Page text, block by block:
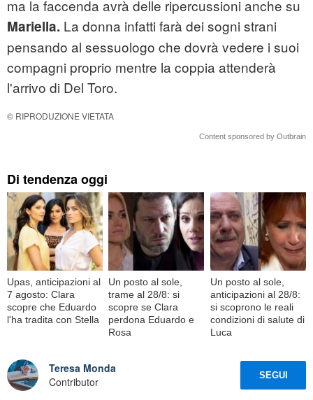
ma la faccenda avrà delle ripercussioni anche su
Mariella. La donna infatti farà dei sogni strani
pensando al sessuologo che dovrà vedere i suoi
compagni proprio mentre la coppia attenderà
l'arrivo di Del Toro.
© RIPRODUZIONE VIETATA
Content sponsored by Outbrain
Di tendenza oggi
Upas, anticipazioni al
7 agosto: Clara
scopre che Eduardo
l'ha tradita con Stella
Un posto al sole,
trame al 28/8: si
scopre se Clara
perdona Eduardo e
Rosa
Un posto al sole,
anticipazioni al 28/8:
si scoprono le reali
condizioni di salute di
Luca
Teresa Monda
Contributor
SEGUI